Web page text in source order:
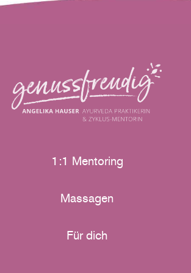
1:1 Mentoring
Massagen
Für dich